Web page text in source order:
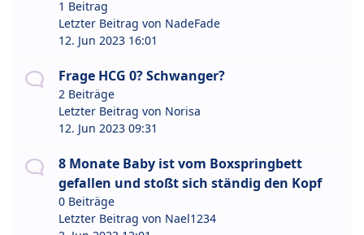
1 Beitrag
Letzter Beitrag von NadeFade
12. Jun 2023 16:01
Frage HCG 0? Schwanger?
2 Beiträge
Letzter Beitrag von Norisa
12. Jun 2023 09:31
8 Monate Baby ist vom Boxspringbett
gefallen und stoßt sich ständig den Kopf
0 Beiträge
Letzter Beitrag von Nael1234